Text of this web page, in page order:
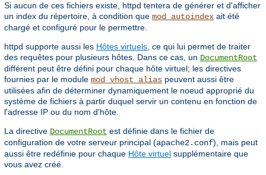
Si aucun de ces fichiers existe, httpd tentera de générer et d'afficher
un index du répertoire, à condition que mod_autoindex ait été
chargé et configuré pour le permettre.
httpd supporte aussi les Hôtes virtuels, ce qui lui permet de traiter
des requêtes pour plusieurs hôtes. Dans ce cas, un DocumentRoot
différent peut être défini pour chaque hôte virtuel; les directives
fournies par le module mod_vhost_alias peuvent aussi être
utilisées afin de déterminer dynamiquement le noeud approprié du
système de fichiers à partir duquel servir un contenu en fonction de
l'adresse IP ou du nom d'hôte.
La directive DocumentRoot est définie dans le fichier de
configuration de votre serveur principal (apache2.conf), mais peut
aussi être redéfinie pour chaque Hôte virtuel supplémentaire que
vous avez créé.